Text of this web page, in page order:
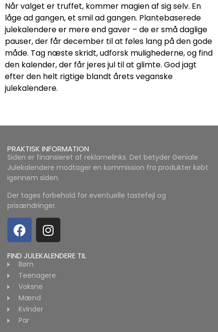
Når valget er truffet, kommer magien af sig selv. En
låge ad gangen, et smil ad gangen. Plantebaserede
julekalendere er mere end gaver – de er små daglige
pauser, der får december til at føles lang på den gode
måde. Tag næste skridt, udforsk mulighederne, og find
den kalender, der får jeres jul til at glimte. God jagt
efter den helt rigtige blandt årets veganske
julekalendere.
PRAKTISK INFORMATION
Siden er finansieret af reklamelinks. Det betyder Geniale
Julekalendere modtager en kommission fra produkter købt
igennem siden.
Der tages forbehold for eventuelle tastefejl og
prisændringer.
FIND JULEKALENDERE TIL
Børn
Teenagere
Voksne
Mænd
Kvinder
Par